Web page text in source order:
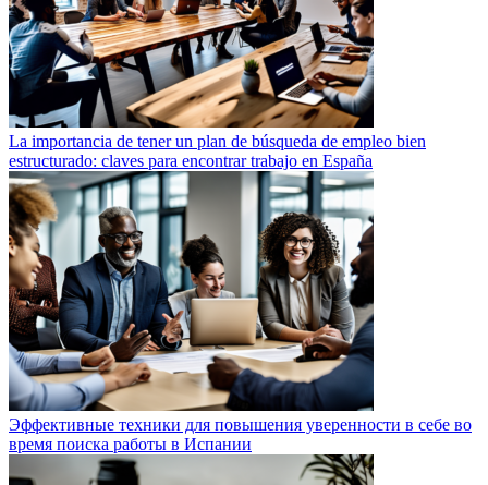
La importancia de tener un plan de búsqueda de empleo bien
estructurado: claves para encontrar trabajo en España
Эффективные техники для повышения уверенности в себе во
время поиска работы в Испании